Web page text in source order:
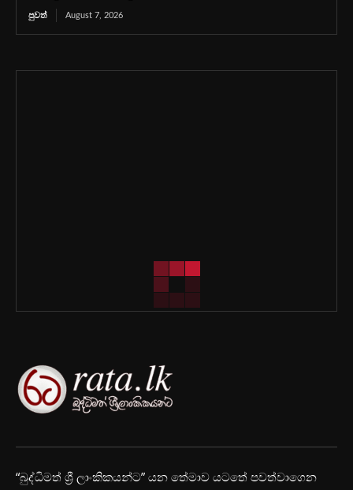
පුවත් August 7, 2026
“බුද්ධිමත් ශ්‍රී ලාංකිකයන්ට” යන තේමාව යටතේ පවත්වාගෙන